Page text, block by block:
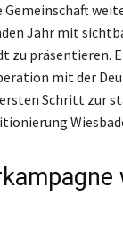
Gemeinschaft
Jahr mit
zu präsentieren.
mit der
Schritt zur